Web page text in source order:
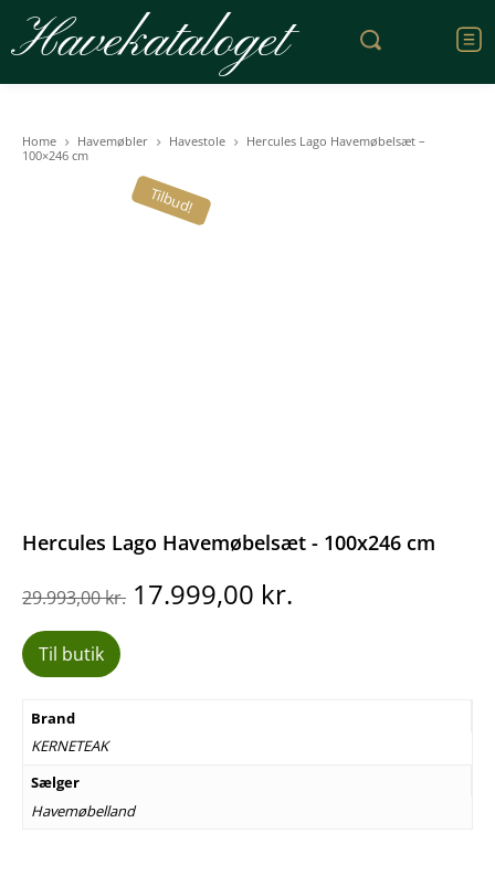
Havekataloget
Home Havemøbler Havestole
Hercules Lago Havemøbelsæt –
100×246 cm
Tilbud!
Hercules Lago Havemøbelsæt - 100x246 cm
29.993,00kr. Den
oprindelige
17.999,00 kr.
Til butik
Brand
KERNETEAK
Sælger
Havemøbelland